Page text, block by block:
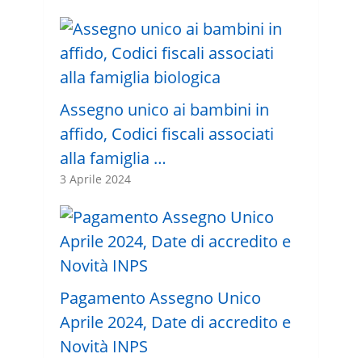
Assegno unico ai bambini in
affido, Codici fiscali associati
alla famiglia …
3 Aprile 2024
Pagamento Assegno Unico
Aprile 2024, Date di accredito e
Novità INPS